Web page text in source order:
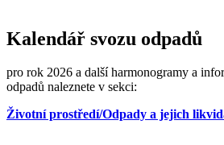
Kalendář svozu odpadů
pro rok 2026 a další harmonogramy a
odpadů naleznete v sekci:
Životní prostředí/Odpady a jejich